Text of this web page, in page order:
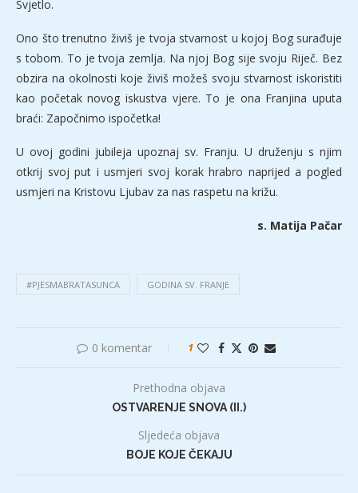
Svjetlo.
Ono što trenutno živiš je tvoja stvarnost u kojoj Bog surađuje
s tobom. To je tvoja zemlja. Na njoj Bog sije svoju Riječ. Bez
obzira na okolnosti koje živiš možeš svoju stvarnost iskoristiti
kao početak novog iskustva vjere. To je ona Franjina uputa
braći: Započnimo ispočetka!
U ovoj godini jubileja upoznaj sv. Franju. U druženju s njim
otkrij svoj put i usmjeri svoj korak hrabro naprijed a pogled
usmjeri na Kristovu Ljubav za nas raspetu na križu.
s. Matija Pačar
#PJESMABRATASUNCA GODINA SV. FRANJE
0 komentar 1
Prethodna objava
OSTVARENJE SNOVA (II.)
Sljedeća objava
BOJE KOJE ČEKAJU